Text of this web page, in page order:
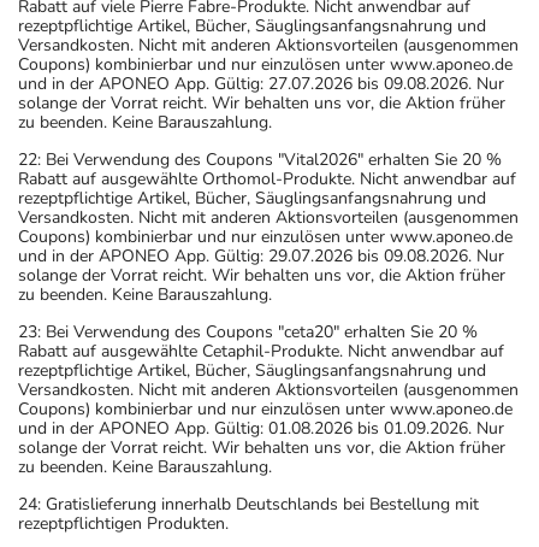
Rabatt auf viele Pierre Fabre-Produkte. Nicht anwendbar auf
rezeptpflichtige Artikel, Bücher, Säuglingsanfangsnahrung und
Versandkosten. Nicht mit anderen Aktionsvorteilen (ausgenommen
Coupons) kombinierbar und nur einzulösen unter www.aponeo.de
und in der APONEO App. Gültig: 27.07.2026 bis 09.08.2026. Nur
solange der Vorrat reicht. Wir behalten uns vor, die Aktion früher
zu beenden. Keine Barauszahlung.
22: Bei Verwendung des Coupons "Vital2026" erhalten Sie 20 %
Rabatt auf ausgewählte Orthomol-Produkte. Nicht anwendbar auf
rezeptpflichtige Artikel, Bücher, Säuglingsanfangsnahrung und
Versandkosten. Nicht mit anderen Aktionsvorteilen (ausgenommen
Coupons) kombinierbar und nur einzulösen unter www.aponeo.de
und in der APONEO App. Gültig: 29.07.2026 bis 09.08.2026. Nur
solange der Vorrat reicht. Wir behalten uns vor, die Aktion früher
zu beenden. Keine Barauszahlung.
23: Bei Verwendung des Coupons "ceta20" erhalten Sie 20 %
Rabatt auf ausgewählte Cetaphil-Produkte. Nicht anwendbar auf
rezeptpflichtige Artikel, Bücher, Säuglingsanfangsnahrung und
Versandkosten. Nicht mit anderen Aktionsvorteilen (ausgenommen
Coupons) kombinierbar und nur einzulösen unter www.aponeo.de
und in der APONEO App. Gültig: 01.08.2026 bis 01.09.2026. Nur
solange der Vorrat reicht. Wir behalten uns vor, die Aktion früher
zu beenden. Keine Barauszahlung.
24: Gratislieferung innerhalb Deutschlands bei Bestellung mit
rezeptpflichtigen Produkten.